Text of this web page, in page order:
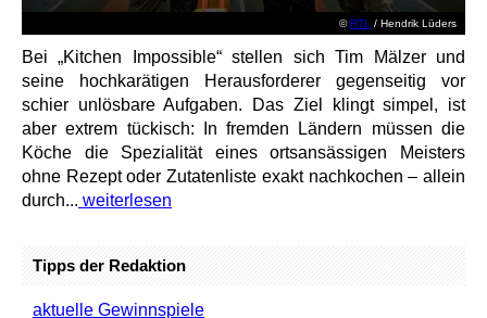
©RTL / Hendrik Lüders
Bei „Kitchen Impossible“ stellen sich Tim Mälzer und
seine hochkarätigen Herausforderer gegenseitig vor
schier unlösbare Aufgaben. Das Ziel klingt simpel, ist
aber extrem tückisch: In fremden Ländern müssen die
Köche die Spezialität eines ortsansässigen Meisters
ohne Rezept oder Zutatenliste exakt nachkochen – allein
durch... weiterlesen
Tipps der Redaktion
aktuelle Gewinnspiele